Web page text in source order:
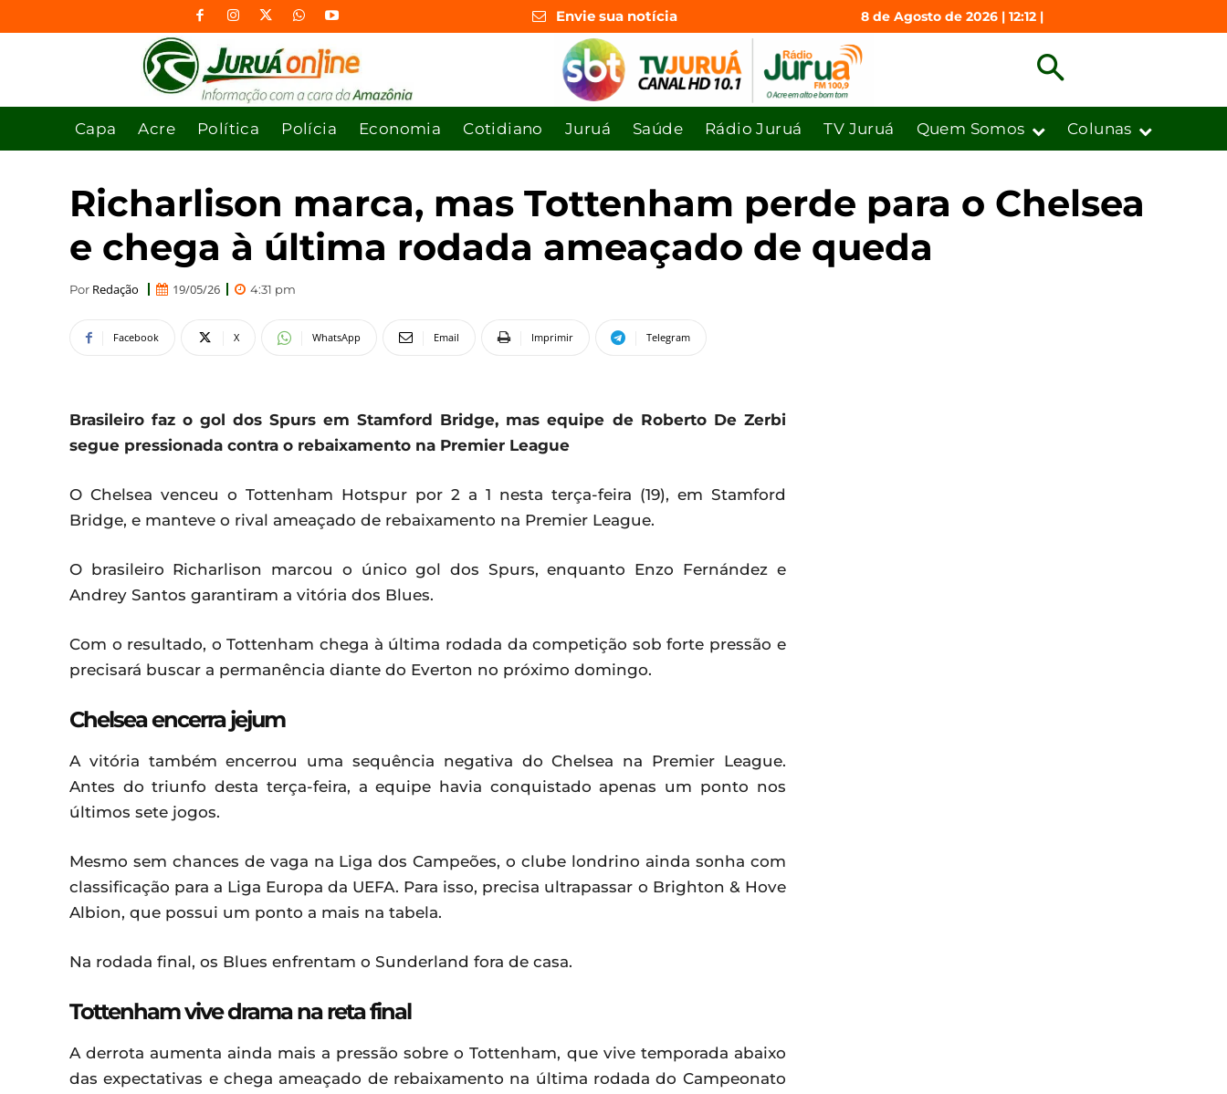
Envie sua notícia 8 de Agosto de 2026 | 12:12 |
Capa Acre Política Polícia Economia Cotidiano Juruá Saúde Rádio Juruá TV Juruá Quem Somos Colunas
Richarlison marca, mas Tottenham perde para o Chelsea
e chega à última rodada ameaçado de queda
Por Redação 19/05/26 4:31 pm
Facebook X WhatsApp Email Imprimir Telegram
Brasileiro faz o gol dos Spurs em Stamford Bridge, mas equipe de Roberto De Zerbi
segue pressionada contra o rebaixamento na Premier League
O Chelsea venceu o Tottenham Hotspur por 2 a 1 nesta terça-feira (19), em Stamford
Bridge, e manteve o rival ameaçado de rebaixamento na Premier League.
O brasileiro Richarlison marcou o único gol dos Spurs, enquanto Enzo Fernández e
Andrey Santos garantiram a vitória dos Blues.
Com o resultado, o Tottenham chega à última rodada da competição sob forte pressão e
precisará buscar a permanência diante do Everton no próximo domingo.
Chelsea encerra jejum
A vitória também encerrou uma sequência negativa do Chelsea na Premier League.
Antes do triunfo desta terça-feira, a equipe havia conquistado apenas um ponto nos
últimos sete jogos.
Mesmo sem chances de vaga na Liga dos Campeões, o clube londrino ainda sonha com
classificação para a Liga Europa da UEFA. Para isso, precisa ultrapassar o Brighton & Hove
Albion, que possui um ponto a mais na tabela.
Na rodada final, os Blues enfrentam o Sunderland fora de casa.
Tottenham vive drama na reta final
A derrota aumenta ainda mais a pressão sobre o Tottenham, que vive temporada abaixo
das expectativas e chega ameaçado de rebaixamento na última rodada do Campeonato